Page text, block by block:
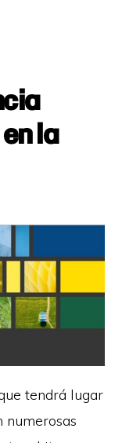
la
tendrá lugar
numerosas